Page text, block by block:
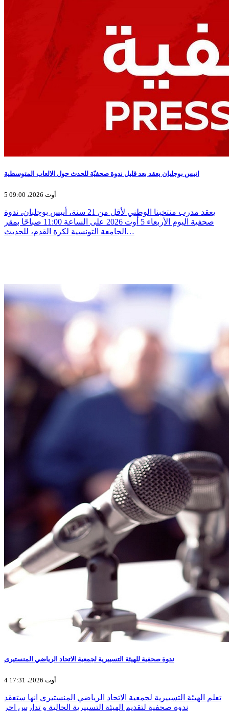
انيس بوجلبان يعقد بعد قليل ندوة صحفيّة للحدث حول الالعاب المتوسطية
5 أوت 2026، 09:00
يعقد مدرب منتخبنا الوطني لأقل من 21 سنة، أنيس بوجلبان، ندوة
صحفية اليوم الأربعاء 5 أوت 2026 على الساعة 11:00 صباحًا بمقر
الجامعة التونسية لكرة القدم، للحديث…
ندوة صحفية للهيئة التسييرية لجمعية الاتحاد الرياضي المنستيرى
4 أوت 2026، 17:31
تعلم الهيئة التسييرية لجمعية الاتحاد الرياضي المنستيرى انها ستعقد
ندوة صحفية لتقديم الهيئة التسييرية الحالية و تدارس اخر